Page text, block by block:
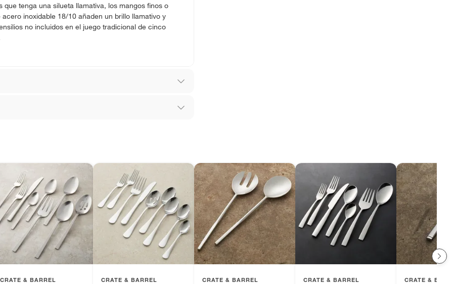
tenga una silueta llamativa, los mangos finos o
inoxidable 18/10 añaden un brillo llamativo y
no incluidos en el juego tradicional de cinco
de cubiertos
diferentes, otras con restricciones y algunas
tienen:
productos para asfalto, hormigón, albañilería.
productos para asfalto.
tecnología, línea blanca, colchones, muebles,
CRATE & BARREL CRATE & BARREL CRATE & BARREL CRATE & BARREL CRATE &